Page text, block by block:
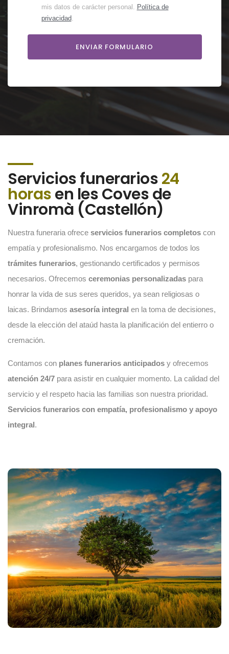
mis datos de carácter personal. Política de
privacidad.
Servicios funerarios24
horasen les Coves de
Vinromà (Castellón)
Nuestra funeraria ofrece servicios funerarios completos con
empatía y profesionalismo. Nos encargamos de todos los
trámites funerarios, gestionando certificados y permisos
necesarios. Ofrecemos ceremonias personalizadas para
honrar la vida de sus seres queridos, ya sean religiosas o
laicas. Brindamos asesoría integral en la toma de decisiones,
desde la elección del ataúd hasta la planificación del entierro o
cremación.
Contamos con planes funerarios anticipados y ofrecemos
atención 24/7 para asistir en cualquier momento. La calidad del
servicio y el respeto hacia las familias son nuestra prioridad.
Servicios funerarios con empatía, profesionalismo y apoyo
integral.